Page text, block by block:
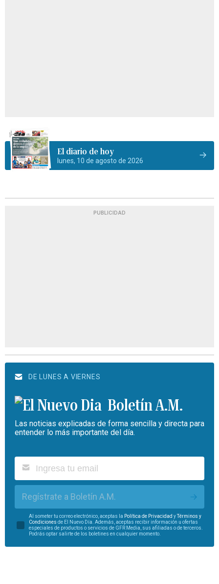
El diario de hoy
lunes, 10 de agosto de 2026
PUBLICIDAD
DE LUNES A VIERNES
Boletín A.M.
Las noticias explicadas de forma sencilla y directa para
entender lo más importante del día.
Regístrate a Boletín A.M.
Al someter tu correo electrónico, aceptas la Política de Privacidad yTérminos y
Condiciones de El Nuevo Día. Además, aceptas recibir información u ofertas
especiales de productos o servicios de GFR Media, sus afiliadas o de terceros.
Podrás optar salirte de los boletines en cualquier momento.